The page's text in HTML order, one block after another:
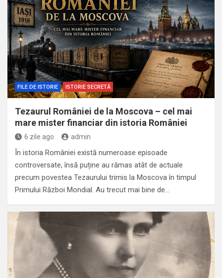
FILE DE ISTORIE ISTORIE SECRETĂ
Tezaurul României de la Moscova – cel mai
mare mister financiar din istoria României
6 zile ago admin
În istoria României există numeroase episoade
controversate, însă puține au rămas atât de actuale
precum povestea Tezaurului trimis la Moscova în timpul
Primului Război Mondial. Au trecut mai bine de…